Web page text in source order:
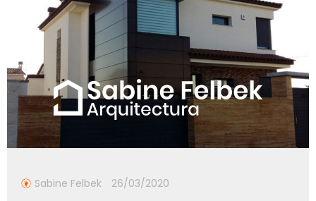
Sabine Felbek 26/03/2020